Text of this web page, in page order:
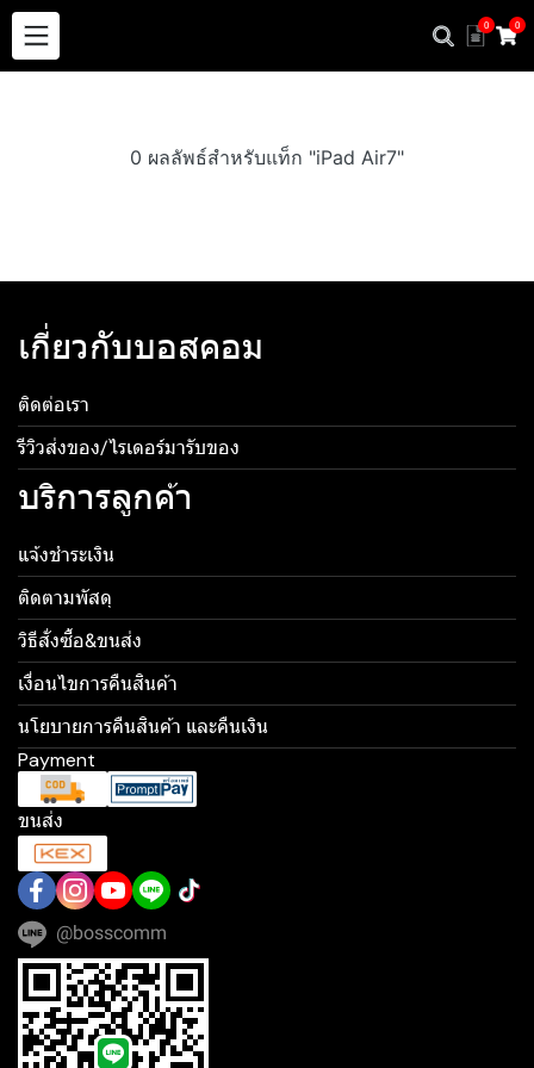
0 0
0 ผลลัพธ์สำหรับแท็ก "iPad Air7"
เกี่ยวกับบอสคอม
ติดต่อเรา
รีวิวส่งของ/ไรเดอร์มารับของ
บริการลูกค้า
แจ้งชำระเงิน
ติดตามพัสดุ
วิธีสั่งซื้อ&ขนส่ง
เงื่อนไขการคืนสินค้า
นโยบายการคืนสินค้า และคืนเงิน
Payment
ขนส่ง
@bosscomm